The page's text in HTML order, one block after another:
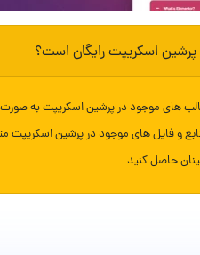
پرشین اسکریپت رایگان است؟
های موجود در پرشین اسکریپت به
و فایل های موجود در پرشین اسکریپت
حاصل کنید